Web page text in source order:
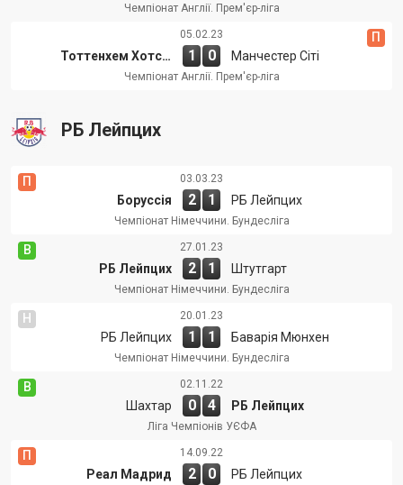
Чемпіонат Англії. Прем'єр-ліга
П
05.02.23
Тоттенхем Хотспур 1 0 Манчестер Сіті
Чемпіонат Англії. Прем'єр-ліга
РБ Лейпцих
П 03.03.23
Боруссія 2 1 РБ Лейпцих
Чемпіонат Німеччини. Бундесліга
В 27.01.23
РБ Лейпцих 2 1 Штутгарт
Чемпіонат Німеччини. Бундесліга
Н 20.01.23
РБ Лейпцих 1 1 Баварія Мюнхен
Чемпіонат Німеччини. Бундесліга
В 02.11.22
Шахтар 0 4 РБ Лейпцих
Ліга Чемпіонів УЄФА
П 14.09.22
Реал Мадрид 2 0 РБ Лейпцих